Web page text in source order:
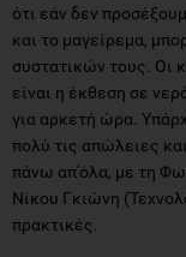
ότι εάν δεν
και το μαγείρεμα,
συστατικών τους. Οι
είναι η έκθεση σε
για αρκετή ώρα.
πολύ τις απώλειες
πάνω απ'όλα, με τη
Νίκου Γκιώνη
πρακτικές.